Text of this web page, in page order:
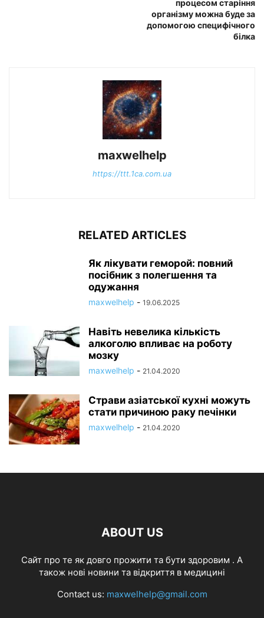
процесом старіння
організму можна буде за
допомогою специфічного
білка
maxwelhelp
https://ttt.1ca.com.ua
RELATED ARTICLES
Як лікувати геморой: повний
посібник з полегшення та
одужання
maxwelhelp - 19.06.2025
Навіть невелика кількість
алкоголю впливає на роботу
мозку
maxwelhelp - 21.04.2020
Страви азіатської кухні можуть
стати причиною раку печінки
maxwelhelp - 21.04.2020
ABOUT US
Cайт про те як довго прожити та бути здоровим . А
також нові новини та відкриття в медицині
Contact us: maxwelhelp@gmail.com